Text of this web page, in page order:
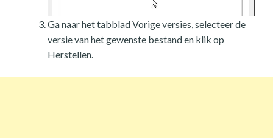
Ga naar het tabblad Vorige versies, selecteer de
versie van het gewenste bestand en klik op
Herstellen.